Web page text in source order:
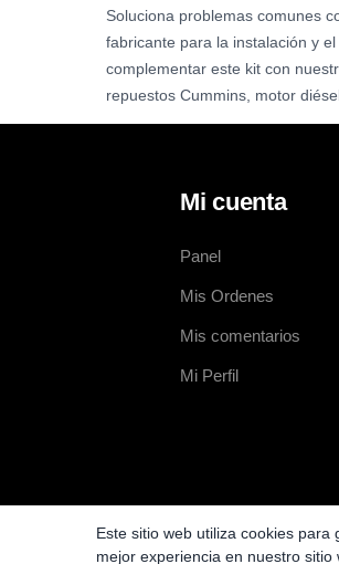
Soluciona problemas comunes
fabricante para la instalación y
complementar este kit con
repuestos Cummins, motor
Mi cuenta
Panel
Mis Ordenes
Mis comentarios
Mi Perfil
2026. All rights reserved.
Este sitio web utiliza cookies para
mejor experiencia en nuestro sitio